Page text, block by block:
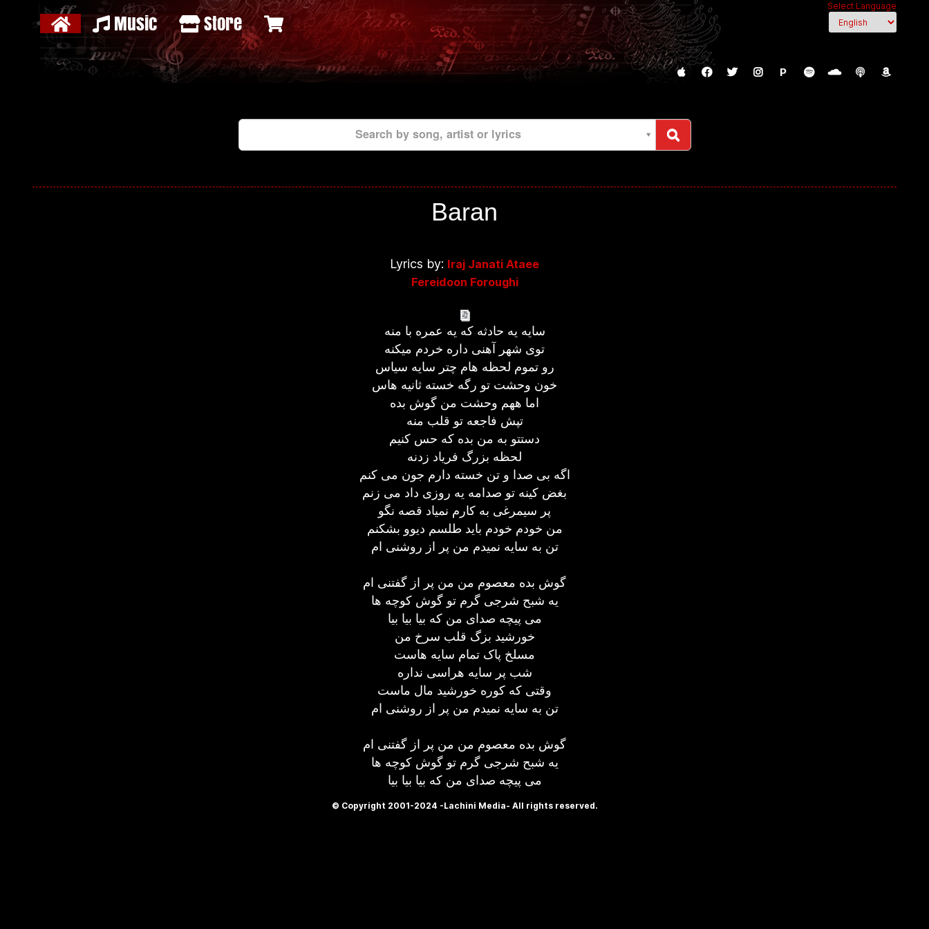
Select Language
Music Store
P
Search by song, artist or lyrics
Baran
Lyrics by: Iraj Janati Ataee
Fereidoon Foroughi
سایه یه حادثه که یه عمره با منه
توی شهر آهنی داره خردم میکنه
رو تموم لحظه هام چتر سایه سیاس
خون وحشت تو رگه خسته ثانیه هاس
اما ههم وحشت من گوش بده
تپش فاجعه تو قلب منه
دستتو به من بده که حس کنیم
لحظه بزرگ فریاد زدنه
اگه بی صدا و تن خسته دارم جون می کنم
بغض کینه تو صدامه یه روزی داد می زنم
پر سیمرغی به کارم نمیاد قصه نگو
من خودم خودم باید طلسم دیوو بشکنم
تن به سایه نمیدم من پر از روشنی ام
گوش بده معصوم من من پر از گفتنی ام
یه شبح شرجی گرم تو گوش کوچه ها
می پیچه صدای من که بیا بیا بیا
خورشید بزگ قلب سرخ من
مسلخ پاک تمام سایه هاست
شب پر سایه هراسی نداره
وقتی که کوره خورشید مال ماست
تن به سایه نمیدم من پر از روشنی ام
گوش بده معصوم من من پر از گفتنی ام
یه شبح شرجی گرم تو گوش کوچه ها
می پیچه صدای من که بیا بیا بیا
© Copyright 2001-2024 -Lachini Media- All rights reserved.